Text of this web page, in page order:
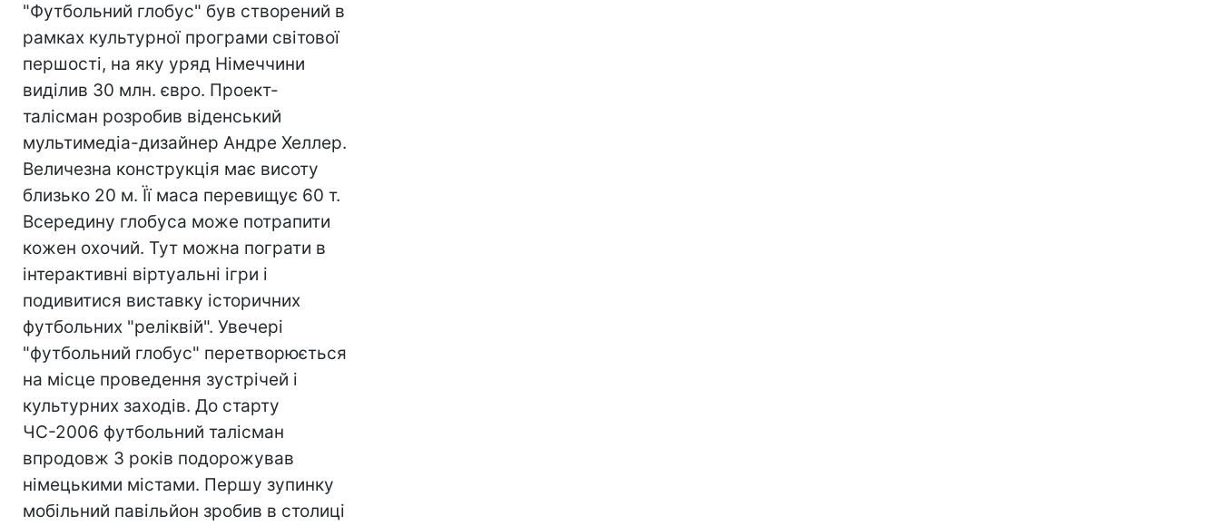
"Футбольний глобус" був створений в
рамках культурної програми світової
першості, на яку уряд Німеччини
виділив 30 млн. євро. Проект-
талісман розробив віденський
мультимедіа-дизайнер Андре Хеллер.
Величезна конструкція має висоту
близько 20 м. Її маса перевищує 60 т.
Всередину глобуса може потрапити
кожен охочий. Тут можна пограти в
інтерактивні віртуальні ігри і
подивитися виставку історичних
футбольних "реліквій". Увечері
"футбольний глобус" перетворюється
на місце проведення зустрічей і
культурних заходів. До старту
ЧС-2006 футбольний талісман
впродовж 3 років подорожував
німецькими містами. Першу зупинку
мобільний павільйон зробив в столиці